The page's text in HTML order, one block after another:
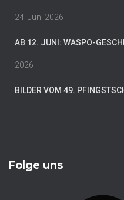
24. Juni 2026
AB 12. JUNI: WASPO-
2026
BILDER VOM 49.
Folge uns